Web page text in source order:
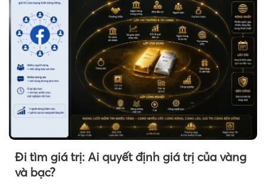
Đi tìm giá trị: Ai quyết định giá trị của vàng
và bạc?